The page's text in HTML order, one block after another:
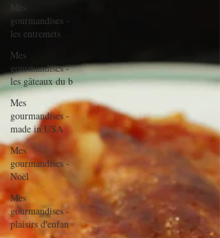
Mes
gourmandises -
les entremets
Mes
gourmandises -
les gâteaux du b
Mes
gourmandises -
made in USA
Mes
gourmandises -
Noël
Mes
gourmandises -
plaisirs d'enfan